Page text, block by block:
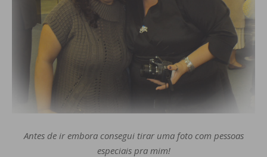
Antes de ir embora consegui tirar uma foto com pessoas
especiais pra mim!